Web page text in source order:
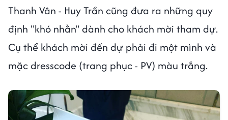
Thanh Vân - Huy Trần cũng đưa ra những quy
định "khó nhằn" dành cho khách mời tham dự.
Cụ thể khách mời đến dự phải đi một mình và
mặc dresscode (trang phục - PV) màu trắng.